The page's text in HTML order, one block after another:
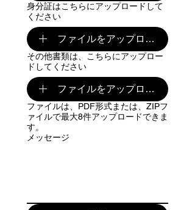
身分証はこちらにアップロードして
ください
ファイルをアップロード
その他書類は、こちらにアップロー
ドしてください
ファイルをアップロード
ファイルは、PDF形式または、ZIPフ
ァイルで最大8件アップロードできま
す。
メッセージ